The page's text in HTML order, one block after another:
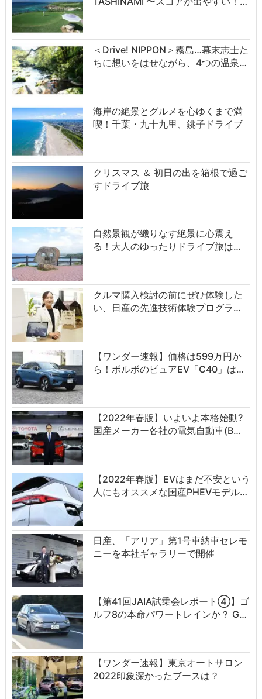
＜Drive! NIPPON＞霧島…幕末志士た
ちに想いをはせながら、4つの温泉…
海岸の絶景とグルメを心ゆくまで満
喫！千葉・九十九里、銚子ドライブ
クリスマス ＆ 初日の出を箱根で過ご
すドライブ旅
自然景観が織りなす絶景に心震え
る！大人のゆったりドライブ旅は…
クルマ購入検討の前にぜひ体験した
い、日産の先進技術体験プログラ…
【ワンダー速報】価格は599万円か
ら！ボルボのピュアEV「C40」は…
【2022年春版】いよいよ本格始動?
国産メーカー各社の電気自動車(B…
【2022年春版】EVはまだ不安という
人にもオススメな国産PHEVモデル…
日産、「アリア」第1号車納車セレモ
ニーを本社ギャラリーで開催
【第41回JAIA試乗会レポート④】ゴ
ルフ8の本命パワートレインか？ G…
【ワンダー速報】東京オートサロン
2022印象深かったブースは？